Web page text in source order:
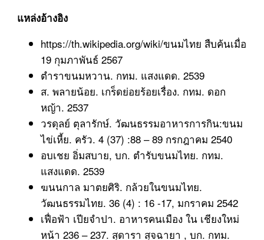
แหล่งอ้างอิง
https://th.wikipedia.org/wiki/ขนมไทย สืบค้นเมื่อ
19 กุมภาพันธ์ 2567
ตำราขนมหวาน. กทม. แสงแดด. 2539
ส. พลายน้อย. เกร็ดย่อยร้อยเรื่อง. กทม. ดอก
หญ้า. 2537
วรดุลย์ ตุลารักษ์. วัฒนธรรมอาหารการกิน:ขนม
ไข่เหี้ย. ครัว. 4 (37) :88 – 89 กรกฎาคม 2540
อบเชย อิ่มสบาย, บก. ตำรับขนมไทย. กทม.
แสงแดด. 2539
ฆนนกาล มาตยศิริ. กล้วยในขนมไทย.
วัฒนธรรมไทย. 36 (4) : 16 -17, มกราคม 2542
เฟื่อฟ้า เปียจำปา. อาหารคนเมือง ใน เชียงใหม่
หน้า 236 – 237. สุดารา สุจฉายา , บก. กทม.